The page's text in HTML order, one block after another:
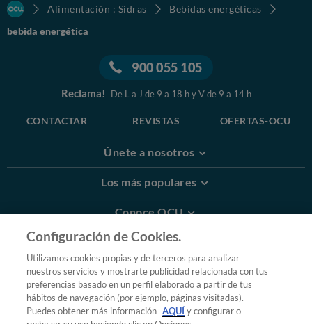
Alimentación : Sidras
Bebidas energéticas
bebida energética
900 055 105
Reclama! De L a J de 9 a 18 h y V de 9 a 14 h
CONTACTAR REVISTAS OFERTAS-OCU
Únete a nosotros
Los más populares
Conoce OCU
Más Información
© 2026 OCU
Condiciones generales de contratación de OCU
Política de privacidad
Configuración de Cookies.
Utilizamos cookies propias y de terceros para analizar
nuestros servicios y mostrarte publicidad relacionada con tus
preferencias basado en un perfil elaborado a partir de tus
hábitos de navegación (por ejemplo, páginas visitadas).
Puedes obtener más información AQUÍy configurar o